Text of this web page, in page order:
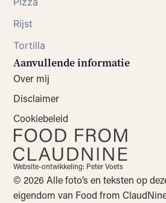
Rijst
Tortilla
Aanvullende informatie
Over mij
Disclaimer
Cookiebeleid
Website-ontwikkeling: Peter Voets
© 2026 Alle foto’s en teksten op
eigendom van Food from